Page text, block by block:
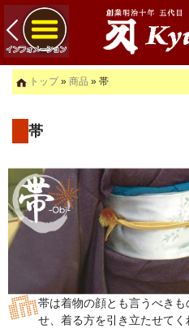
トップ» 商品 » 帯
帯
帯は着物の顔とも言うべき
せ、着る方を引き立たせて